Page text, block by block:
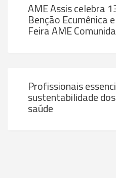
AME Assis celebra
Benção Ecumênica
Feira AME
Profissionais
sustentabilidade
saúde